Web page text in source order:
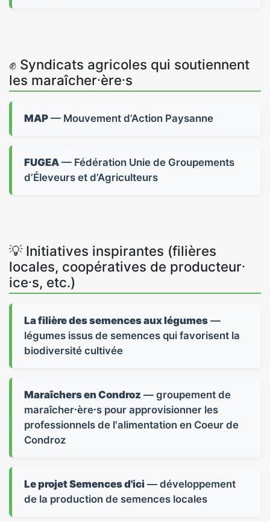
✊ Syndicats agricoles qui soutiennent
les maraîcher⸱ère⸱s
MAP — Mouvement d’Action Paysanne
FUGEA — Fédération Unie de Groupements
d’Éleveurs et d’Agriculteurs
💡 Initiatives inspirantes (filières
locales, coopératives de producteur⸱
ice⸱s, etc.)
La filière des semences aux légumes —
légumes issus de semences qui favorisent la
biodiversité cultivée
Maraîchers en Condroz — groupement de
maraîcher⸱ère⸱s pour approvisionner les
professionnels de l'alimentation en Coeur de
Condroz
Le projet Semences d'ici — développement
de la production de semences locales